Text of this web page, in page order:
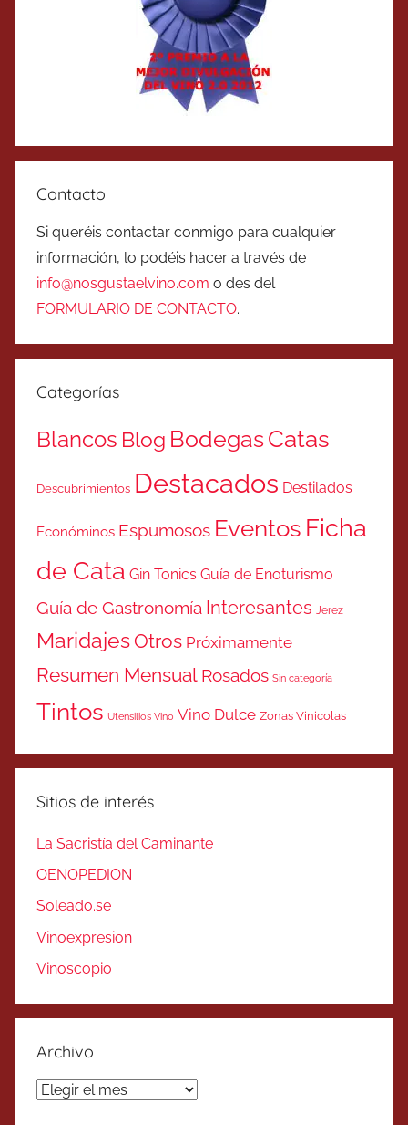
Contacto
Si queréis contactar conmigo para cualquier
información, lo podéis hacer a través de
info@nosgustaelvino.com o des del
FORMULARIO DE CONTACTO.
Categorías
Blancos Blog BodegasCatas
Descubrimientos Destacados Destilados
Económinos Espumosos Eventos Ficha
de Cata Gin Tonics Guía de Enoturismo
Guía de Gastronomía Interesantes Jerez
MaridajesOtros Próximamente
Resumen Mensual Rosados Sin categoría
Tintos Utensilios Vino Vino Dulce Zonas Vinicolas
Sitios de interés
La Sacristía del Caminante
OENOPEDION
Soleado.se
Vinoexpresion
Vinoscopio
Archivo
Archivo